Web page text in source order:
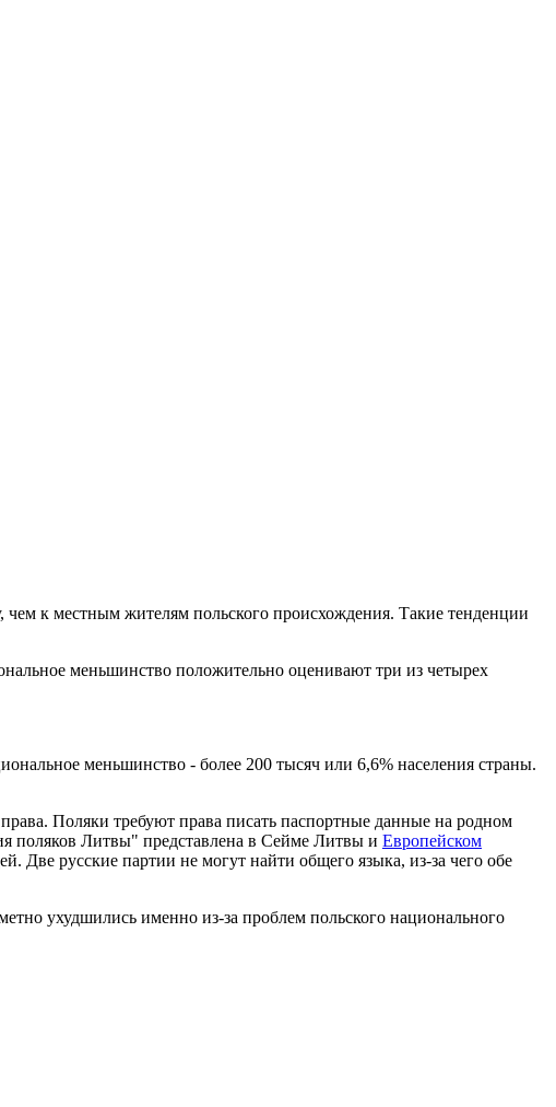
к местным жителям польского происхождения. Такие тенденции
меньшинство положительно оценивают три из четырех
меньшинство - более 200 тысяч или 6,6% населения страны.
Поляки требуют права писать паспортные данные на родном
поляков Литвы" представлена в Сейме Литвы и Европейском
русские партии не могут найти общего языка, из-за чего обе
ухудшились именно из-за проблем польского национального